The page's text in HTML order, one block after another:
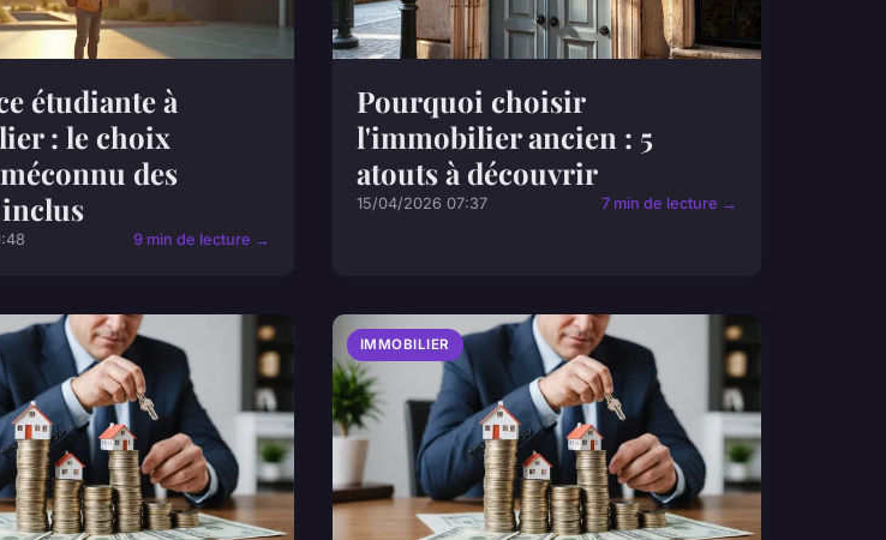
étudiante à
: le choix
des
9 min de lecture →
Pourquoi choisir
l'immobilier ancien : 5
atouts à découvrir
15/04/2026 07:37 7 min de lecture →
IMMOBILIER